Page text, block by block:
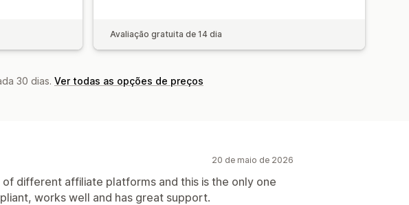
Avaliação gratuita de 14 dia
30 dias. Ver todas as opções de preços
20 de maio de 2026
different affiliate platforms and this is the only one
works well and has great support.